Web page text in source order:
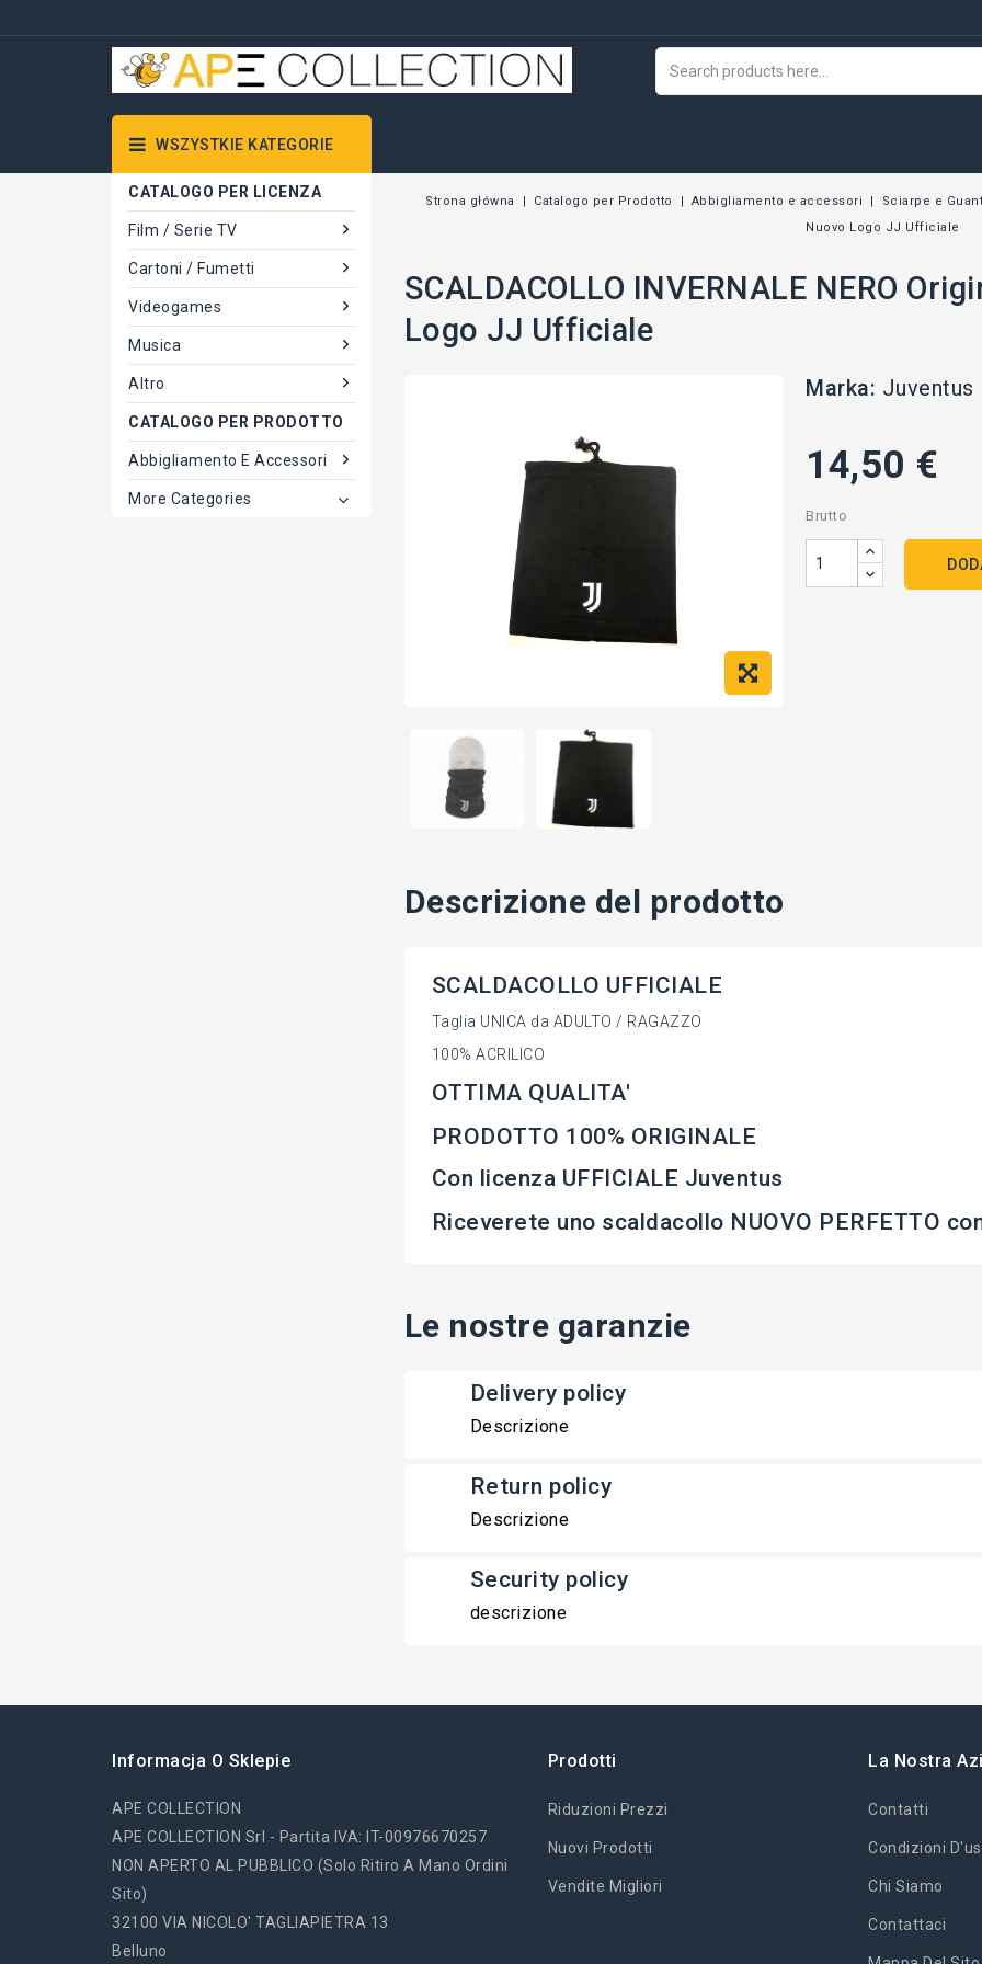
WSZYSTKIE KATEGORIE
CATALOGO PER LICENZA
Film / Serie TV
Cartoni / Fumetti
Videogames
Musica
Altro
CATALOGO PER PRODOTTO
Abbigliamento E Accessori
More Categories
Strona główna Catalogo per Prodotto Abbigliamento e accessori Sciarpe e
Nuovo Logo JJ Ufficiale
SCALDACOLLO INVERNALE NERO
Logo JJ Ufficiale
Marka: Juventus
14,50 €
Brutto
Descrizione del prodotto
SCALDACOLLO UFFICIALE
Taglia UNICA da ADULTO / RAGAZZO
100% ACRILICO
OTTIMA QUALITA'
PRODOTTO 100% ORIGINALE
Con licenza UFFICIALE Juventus
Riceverete uno scaldacollo NUOVO PERFETTO
Le nostre garanzie
Delivery policy
Descrizione
Return policy
Descrizione
Security policy
descrizione
Informacja O Sklepie
APE COLLECTION
APE COLLECTION Srl - Partita IVA: IT-00976670257
NON APERTO AL PUBBLICO (solo Ritiro A Mano Ordini
Sito)
32100 VIA NICOLO' TAGLIAPIETRA 13
Belluno
Prodotti
Riduzioni Prezzi
Nuovi Prodotti
Vendite Migliori
La Nostra
Contatti
Condizioni
Chi Siamo
Contattaci